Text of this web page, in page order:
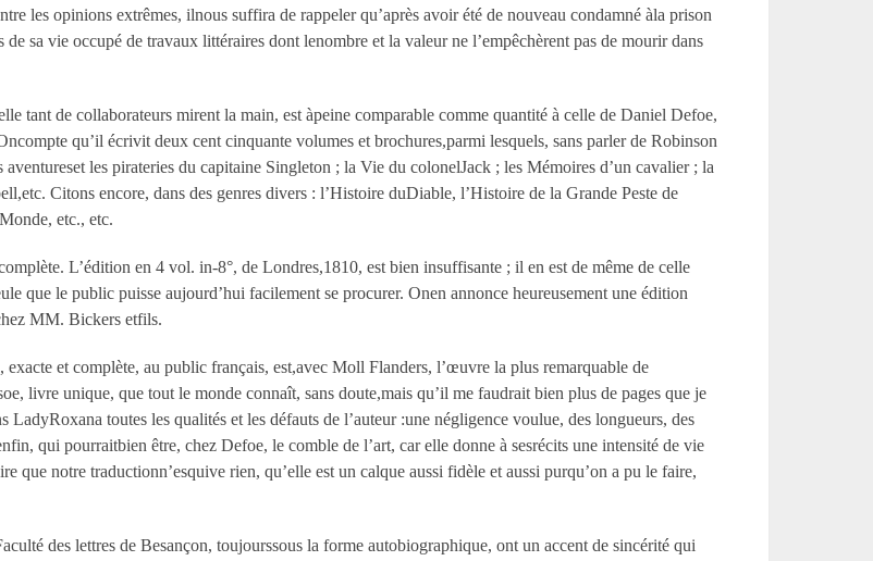
les opinions extrêmes, ilnous suffira de rappeler qu’après avoir été de nouveau condamné àla prison
sa vie occupé de travaux littéraires dont lenombre et la valeur ne l’empêchèrent pas de mourir dans
tant de collaborateurs mirent la main, est àpeine comparable comme quantité à celle de Daniel Defoe,
qu’il écrivit deux cent cinquante volumes et brochures,parmi lesquels, sans parler de Robinson
les pirateries du capitaine Singleton ; la Vie du colonelJack ; les Mémoires d’un cavalier ; la
Citons encore, dans des genres divers : l’Histoire duDiable, l’Histoire de la Grande Peste de
etc., etc.
L’édition en 4 vol. in-8°, de Londres,1810, est bien insuffisante ; il en est de même de celle
que le public puisse aujourd’hui facilement se procurer. Onen annonce heureusement une édition
MM. Bickers etfils.
et complète, au public français, est,avec Moll Flanders, l’œuvre la plus remarquable de
livre unique, que tout le monde connaît, sans doute,mais qu’il me faudrait bien plus de pages que je
toutes les qualités et les défauts de l’auteur :une négligence voulue, des longueurs, des
qui pourraitbien être, chez Defoe, le comble de l’art, car elle donne à sesrécits une intensité de vie
que notre traductionn’esquive rien, qu’elle est un calque aussi fidèle et aussi purqu’on a pu le faire,
des lettres de Besançon, toujourssous la forme autobiographique, ont un accent de sincérité qui